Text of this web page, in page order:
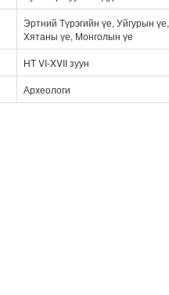
Эртний Түрэгийн үе, Уйгурын үе,
Хятаны үе, Монголын үе
НТ VI-XVII зуун
Археологи